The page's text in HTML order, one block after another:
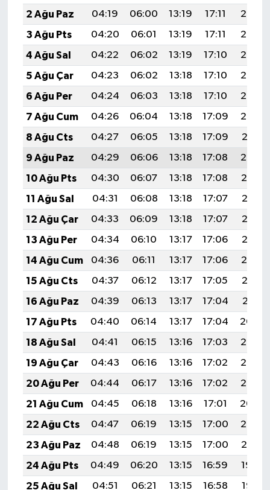
2 Ağu Paz
04:19 06:00 13:19 17:11
20:28
3 Ağu Pts
04:20 06:01 13:19 17:11
20:27
4 Ağu Sal
04:22 06:02 13:19 17:10
20:26
5 Ağu Çar
04:23 06:02 13:18 17:10
20:25
6 Ağu Per
04:24 06:03 13:18 17:10
20:23
7 Ağu Cum
04:26 06:04 13:18 17:09
20:22
8 Ağu Cts
04:27 06:05 13:18 17:09
20:21
9 Ağu Paz
04:29 06:06 13:18 17:08
20:20
10 Ağu Pts
04:30 06:07 13:18 17:08
20:19
11 Ağu Sal
04:31 06:08 13:18 17:07
20:17
12 Ağu Çar
04:33 06:09 13:18 17:07
20:16
13 Ağu Per
04:34 06:10 13:17 17:06
20:15
14 Ağu Cum
04:36 06:11 13:17 17:06
20:14
15 Ağu Cts
04:37 06:12 13:17 17:05
20:12
16 Ağu Paz
04:39 06:13 13:17 17:04
20:11
17 Ağu Pts
04:40 06:14 13:17 17:04
20:09
18 Ağu Sal
04:41 06:15 13:16 17:03
20:08
19 Ağu Çar
04:43 06:16 13:16 17:02
20:07
20 Ağu Per
04:44 06:17 13:16 17:02
20:05
21 Ağu Cum
04:45 06:18 13:16 17:01
20:04
22 Ağu Cts
04:47 06:19 13:15 17:00
20:02
23 Ağu Paz
04:48 06:19 13:15 17:00
20:01
24 Ağu Pts
04:49 06:20 13:15 16:59
19:59
25 Ağu Sal
04:51 06:21 13:15 16:58 19:58